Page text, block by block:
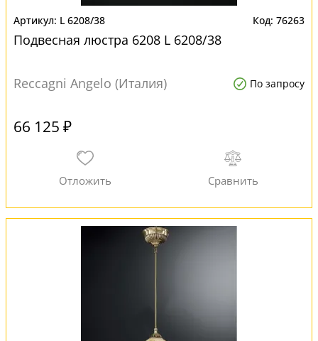
L 6208/38 76263
Подвесная люстра 6208 L 6208/38
Reccagni Angelo (Италия) По запросу
66 125 ₽